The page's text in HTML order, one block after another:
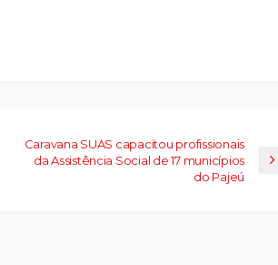
Caravana SUAS capacitou profissionais
da Assistência Social de 17 municípios
do Pajeú